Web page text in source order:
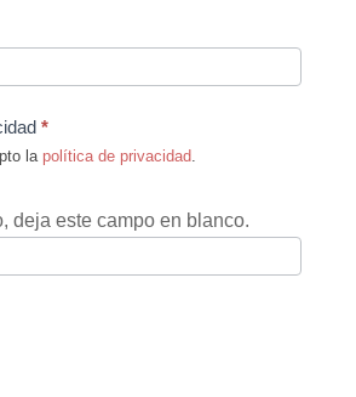
*
la política de privacidad
deja este campo en blanco.